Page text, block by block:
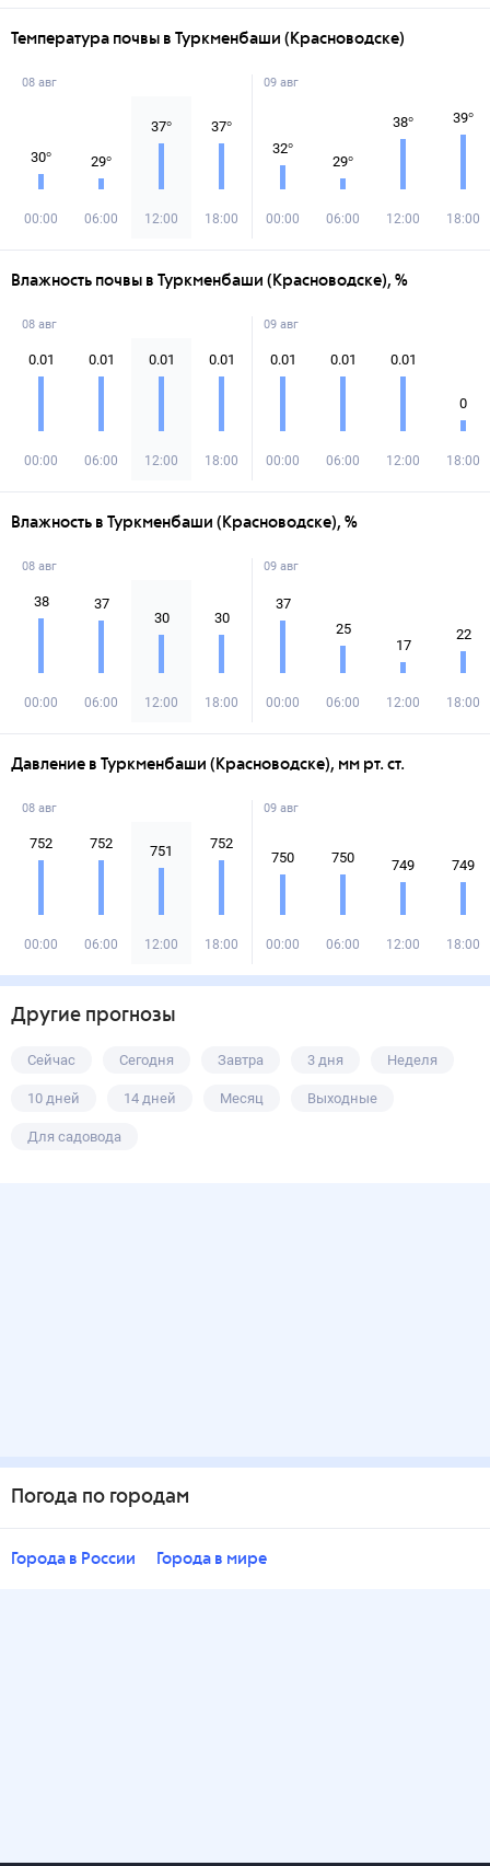
Температура почвы в Туркменбаши (Красноводске)
08 авг
30°
00:00
29°
06:00
37°
12:00
37°
18:00
09 авг
32°
00:00
29°
06:00
38°
12:00
39°
18:00
Влажность почвы в Туркменбаши (Красноводске), %
08 авг
0.01
00:00
0.01
06:00
0.01
12:00
0.01
18:00
09 авг
0.01
00:00
0.01
06:00
0.01
12:00
0
18:00
Влажность в Туркменбаши (Красноводске), %
08 авг
38
00:00
37
06:00
30
12:00
30
18:00
09 авг
37
00:00
25
06:00
17
12:00
22
18:00
Давление в Туркменбаши (Красноводске), мм рт. ст.
08 авг
752
00:00
752
06:00
751
12:00
752
18:00
09 авг
750
00:00
750
06:00
749
12:00
749
18:00
Другие прогнозы
Сейчас Сегодня Завтра 3 дня Неделя
10 дней 14 дней Месяц Выходные
Для садовода
Погода по городам
Города в России Города в мире